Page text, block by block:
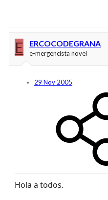
E ERCOCODEGRANA
e-mergencista novel
29 Nov 2005
Hola a todos.